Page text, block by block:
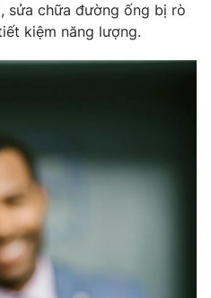
Infographic
Shorts video
VTV Thể thao
sửa chữa đường ống bị rò
kiệm năng lượng.